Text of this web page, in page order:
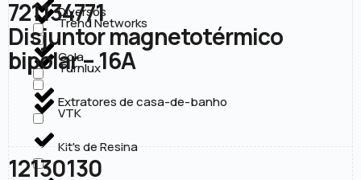
Diversos
Cola
Extratores de casa-de-banho
Kit's de Resina
Trend Networks
Turnlux
VTK
721134771
Disjuntor magnetotérmico
bipolar – 16A
12130130